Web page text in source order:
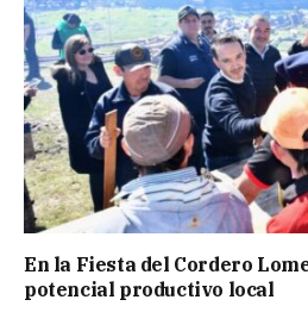
En la Fiesta del Cordero
potencial productivo local